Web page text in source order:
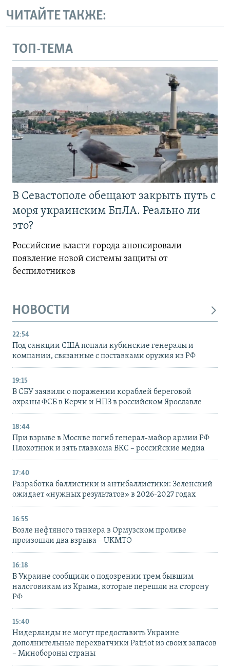
ЧИТАЙТЕ ТАКЖЕ:
ТОП-ТЕМА
В Севастополе обещают закрыть путь с
моря украинским БпЛА. Реально ли
это?
Российские власти города анонсировали
появление новой системы защиты от
беспилотников
НОВОСТИ
22:54
Под санкции США попали кубинские генералы и
компании, связанные с поставками оружия из РФ
19:15
В СБУ заявили о поражении кораблей береговой
охраны ФСБ в Керчи и НПЗ в российском Ярославле
18:44
При взрыве в Москве погиб генерал-майор армии РФ
Плохотнюк и зять главкома ВКС – российские медиа
17:40
Разработка баллистики и антибаллистики: Зеленский
ожидает «нужных результатов» в 2026-2027 годах
16:55
Возле нефтяного танкера в Ормузском проливе
произошли два взрыва – UKMTO
16:18
В Украине сообщили о подозрении трем бывшим
налоговикам из Крыма, которые перешли на сторону
РФ
15:40
Нидерланды не могут предоставить Украине
дополнительные перехватчики Patriot из своих запасов
– Минобороны страны